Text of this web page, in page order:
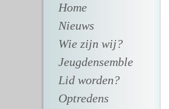
Home
Nieuws
Wie zijn wij?
Jeugdensemble
Lid worden?
Optredens